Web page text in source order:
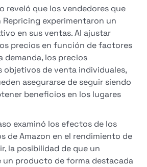
reveló que los vendedores que
Repricing experimentaron un
en sus ventas. Al ajustar
precios en función de factores
demanda, los precios
de venta individuales,
asegurarse de seguir siendo
beneficios en los lugares
examinó los efectos de los
de Amazon en el rendimiento de
la posibilidad de que un
un producto de forma destacada